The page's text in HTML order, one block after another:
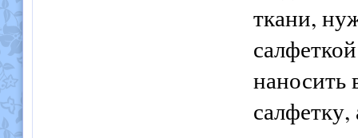
ткани,
наносить